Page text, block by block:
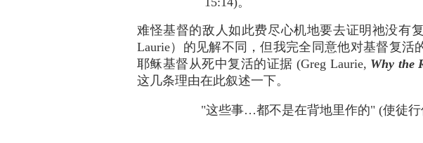
难怪基督的敌人如此费尽心机地要去证明祂没有
Laurie）的见解不同，但我完全同意他对基督复
耶稣基督从死中复活的证据 (Greg Laurie, Why the
这几条理由在此叙述一下。
"这些事…都不是在背地里作的" (使徒行